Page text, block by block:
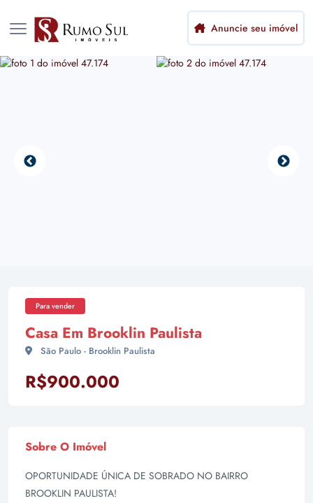
Anuncie seu imóvel
Para vender
Casa Em Brooklin Paulista
São Paulo - Brooklin Paulista
R$900.000
Sobre O Imóvel
OPORTUNIDADE ÚNICA DE SOBRADO NO BAIRRO
BROOKLIN PAULISTA!